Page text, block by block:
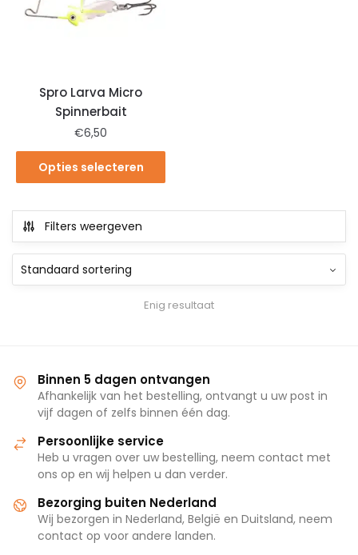
Spro Larva Micro
Spinnerbait
€6,50
Opties selecteren
Filters weergeven
Enig resultaat
Binnen 5 dagen ontvangen
Afhankelijk van het bestelling, ontvangt u uw post in
vijf dagen of zelfs binnen één dag.
Persoonlijke service
Heb u vragen over uw bestelling, neem contact met
ons op en wij helpen u dan verder.
Bezorging buiten Nederland
Wij bezorgen in Nederland, België en Duitsland, neem
contact op voor andere landen.